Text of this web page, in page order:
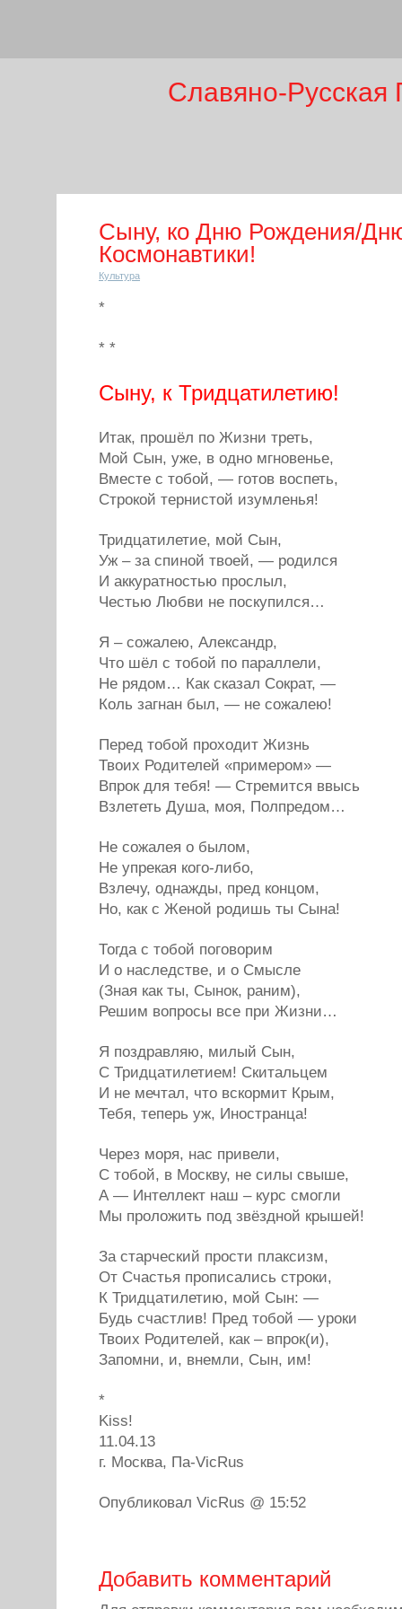
Славяно-Русская
Сыну, ко Дню Рождения/
Космонавтики!
Культура
*
* *
Сыну, к Тридцатилетию!
Итак, прошёл по Жизни треть,
Мой Сын, уже, в одно мгновенье,
Вместе с тобой, — готов воспеть,
Строкой тернистой изумленья!
Тридцатилетие, мой Сын,
Уж – за спиной твоей, — родился
И аккуратностью прослыл,
Честью Любви не поскупился…
Я – сожалею, Александр,
Что шёл с тобой по параллели,
Не рядом… Как сказал Сократ, —
Коль загнан был, — не сожалею!
Перед тобой проходит Жизнь
Твоих Родителей «примером» —
Впрок для тебя! — Стремится ввысь
Взлететь Душа, моя, Полпредом…
Не сожалея о былом,
Не упрекая кого-либо,
Взлечу, однажды, пред концом,
Но, как с Женой родишь ты Сына!
Тогда с тобой поговорим
И о наследстве, и о Смысле
(Зная как ты, Сынок, раним),
Решим вопросы все при Жизни…
Я поздравляю, милый Сын,
С Тридцатилетием! Скитальцем
И не мечтал, что вскормит Крым,
Тебя, теперь уж, Иностранца!
Через моря, нас привели,
С тобой, в Москву, не силы свыше,
А — Интеллект наш – курс смогли
Мы проложить под звёздной крышей!
За старческий прости плаксизм,
От Счастья прописались строки,
К Тридцатилетию, мой Сын: —
Будь счастлив! Пред тобой — уроки
Твоих Родителей, как – впрок(и),
Запомни, и, внемли, Сын, им!
*
Kiss!
11.04.13
г. Москва, Па-VicRus
Опубликовал VicRus @ 15:52
Добавить комментарий